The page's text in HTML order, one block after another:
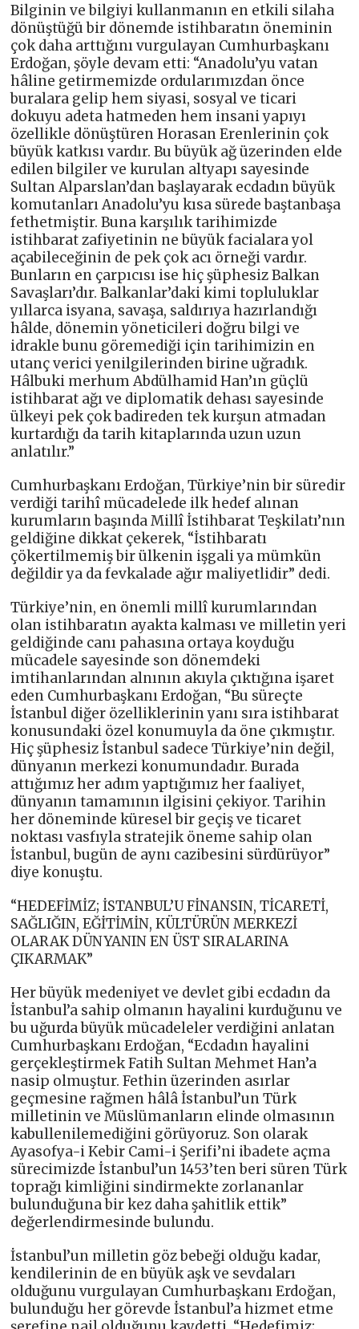
Bilginin ve bilgiyi kullanmanın en etkili silaha
dönüştüğü bir dönemde istihbaratın öneminin
çok daha arttığını vurgulayan Cumhurbaşkanı
Erdoğan, şöyle devam etti: “Anadolu’yu vatan
hâline getirmemizde ordularımızdan önce
buralara gelip hem siyasi, sosyal ve ticari
dokuyu adeta hatmeden hem insani yapıyı
özellikle dönüştüren Horasan Erenlerinin çok
büyük katkısı vardır. Bu büyük ağ üzerinden elde
edilen bilgiler ve kurulan altyapı sayesinde
Sultan Alparslan’dan başlayarak ecdadın büyük
komutanları Anadolu’yu kısa sürede baştanbaşa
fethetmiştir. Buna karşılık tarihimizde
istihbarat zafiyetinin ne büyük facialara yol
açabileceğinin de pek çok acı örneği vardır.
Bunların en çarpıcısı ise hiç şüphesiz Balkan
Savaşları’dır. Balkanlar’daki kimi topluluklar
yıllarca isyana, savaşa, saldırıya hazırlandığı
hâlde, dönemin yöneticileri doğru bilgi ve
idrakle bunu göremediği için tarihimizin en
utanç verici yenilgilerinden birine uğradık.
Hâlbuki merhum Abdülhamid Han’ın güçlü
istihbarat ağı ve diplomatik dehası sayesinde
ülkeyi pek çok badireden tek kurşun atmadan
kurtardığı da tarih kitaplarında uzun uzun
anlatılır.”
Cumhurbaşkanı Erdoğan, Türkiye’nin bir süredir
verdiği tarihî mücadelede ilk hedef alınan
kurumların başında Millî İstihbarat Teşkilatı’nın
geldiğine dikkat çekerek, “İstihbaratı
çökertilmemiş bir ülkenin işgali ya mümkün
değildir ya da fevkalade ağır maliyetlidir” dedi.
Türkiye’nin, en önemli millî kurumlarından
olan istihbaratın ayakta kalması ve milletin yeri
geldiğinde canı pahasına ortaya koyduğu
mücadele sayesinde son dönemdeki
imtihanlarından alnının akıyla çıktığına işaret
eden Cumhurbaşkanı Erdoğan, “Bu süreçte
İstanbul diğer özelliklerinin yanı sıra istihbarat
konusundaki özel konumuyla da öne çıkmıştır.
Hiç şüphesiz İstanbul sadece Türkiye’nin değil,
dünyanın merkezi konumundadır. Burada
attığımız her adım yaptığımız her faaliyet,
dünyanın tamamının ilgisini çekiyor. Tarihin
her döneminde küresel bir geçiş ve ticaret
noktası vasfıyla stratejik öneme sahip olan
İstanbul, bugün de aynı cazibesini sürdürüyor”
diye konuştu.
“HEDEFİMİZ; İSTANBUL’U FİNANSIN, TİCARETİ,
SAĞLIĞIN, EĞİTİMİN, KÜLTÜRÜN MERKEZİ
OLARAK DÜNYANIN EN ÜST SIRALARINA
ÇIKARMAK”
Her büyük medeniyet ve devlet gibi ecdadın da
İstanbul’a sahip olmanın hayalini kurduğunu ve
bu uğurda büyük mücadeleler verdiğini anlatan
Cumhurbaşkanı Erdoğan, “Ecdadın hayalini
gerçekleştirmek Fatih Sultan Mehmet Han’a
nasip olmuştur. Fethin üzerinden asırlar
geçmesine rağmen hâlâ İstanbul’un Türk
milletinin ve Müslümanların elinde olmasının
kabullenilemediğini görüyoruz. Son olarak
Ayasofya-i Kebir Cami-i Şerifi’ni ibadete açma
sürecimizde İstanbul’un 1453’ten beri süren Türk
toprağı kimliğini sindirmekte zorlananlar
bulunduğuna bir kez daha şahitlik ettik”
değerlendirmesinde bulundu.
İstanbul’un milletin göz bebeği olduğu kadar,
kendilerinin de en büyük aşk ve sevdaları
olduğunu vurgulayan Cumhurbaşkanı Erdoğan,
bulunduğu her görevde İstanbul’a hizmet etme